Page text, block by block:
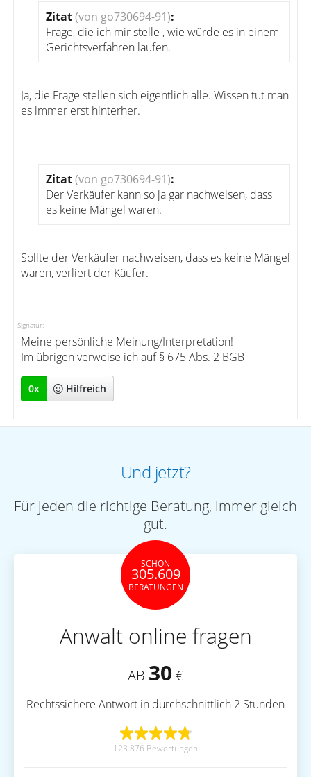
Zitat(von go730694-91):
Frage, die ich mir stelle , wie würde es in einem
Gerichtsverfahren laufen.
Ja, die Frage stellen sich eigentlich alle. Wissen tut man
es immer erst hinterher.
Zitat(von go730694-91):
Der Verkäufer kann so ja gar nachweisen, dass
es keine Mängel waren.
Sollte der Verkäufer nachweisen, dass es keine Mängel
waren, verliert der Käufer.
Signatur:
Meine persönliche Meinung/Interpretation!
Im übrigen verweise ich auf § 675 Abs. 2 BGB
0x Hilfreich
Und jetzt?
Für jeden die richtige Beratung, immer gleich
gut.
SCHON
305.609
BERATUNGEN
Anwalt online fragen
AB 30 €
Rechtssichere Antwort in durchschnittlich 2 Stunden
123.876 Bewertungen